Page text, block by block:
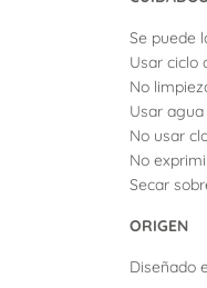
Se puede
Usar ciclo
No
Usar agua
No usar
No
Secar
ORIGEN
Diseñado